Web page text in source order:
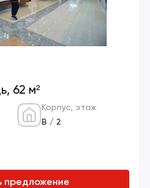
62 м²
Корпус, этаж
В / 2
предложение